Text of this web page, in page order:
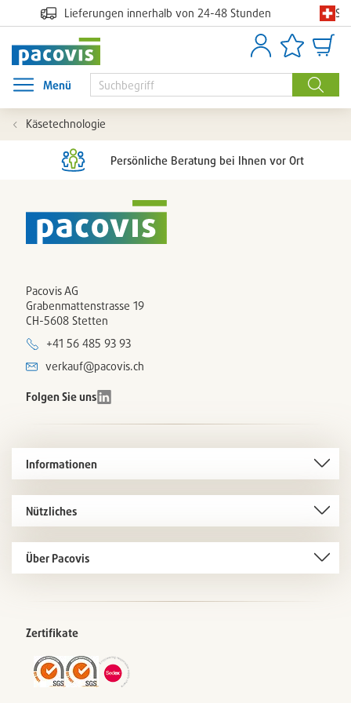
Lieferungen innerhalb von 24-48 Stunden
Suche
AnmeldenArtikellisten
Menü
Menü öffnen
Käsetechnologie
Persönliche Beratung bei Ihnen vor Ort
Pacovis AG
Grabenmattenstrasse 19
CH-5608 Stetten
+41 56 485 93 93
verkauf@pacovis.ch
Folgen Sie uns
Informationen
Nützliches
Über Pacovis
Zertifikate